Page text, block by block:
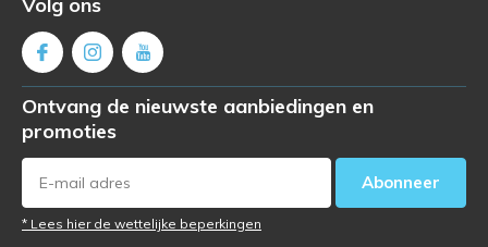
Ontvang de nieuwste aanbiedingen en
promoties
Abonneer
* Lees hier de wettelijke beperkingen